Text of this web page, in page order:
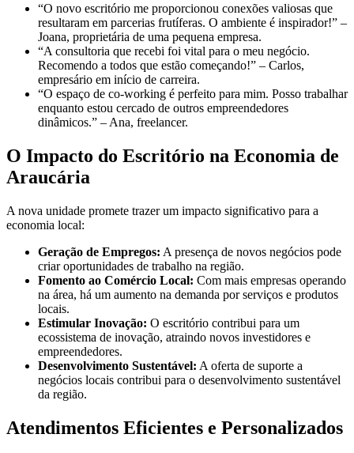
“O novo escritório me proporcionou conexões valiosas que
resultaram em parcerias frutíferas. O ambiente é inspirador!” –
Joana, proprietária de uma pequena empresa.
“A consultoria que recebi foi vital para o meu negócio.
Recomendo a todos que estão começando!” – Carlos,
empresário em início de carreira.
“O espaço de co-working é perfeito para mim. Posso trabalhar
enquanto estou cercado de outros empreendedores
dinâmicos.” – Ana, freelancer.
O Impacto do Escritório na Economia de
Araucária
A nova unidade promete trazer um impacto significativo para a
economia local:
Geração de Empregos: A presença de novos negócios pode
criar oportunidades de trabalho na região.
Fomento ao Comércio Local: Com mais empresas operando
na área, há um aumento na demanda por serviços e produtos
locais.
Estimular Inovação: O escritório contribui para um
ecossistema de inovação, atraindo novos investidores e
empreendedores.
Desenvolvimento Sustentável: A oferta de suporte a
negócios locais contribui para o desenvolvimento sustentável
da região.
Atendimentos Eficientes e Personalizados